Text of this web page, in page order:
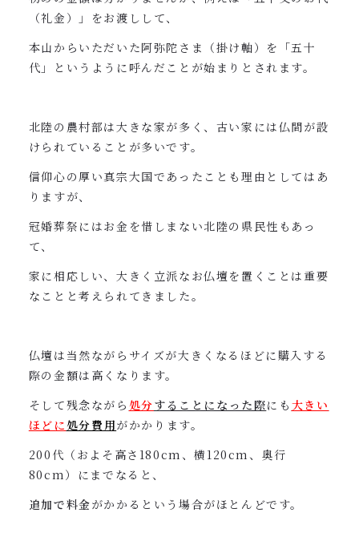
（礼金）」をお渡しして、
本山からいただいた阿弥陀さま（掛け軸）を「五十
代」というように呼んだことが始まりとされます。
北陸の農村部は大きな家が多く、古い家には仏間が設
けられていることが多いです。
信仰心の厚い真宗大国であったことも理由としてはあ
りますが、
冠婚葬祭にはお金を惜しまない北陸の県民性もあっ
て、
家に相応しい、大きく立派なお仏壇を置くことは重要
なことと考えられてきました。
仏壇は当然ながらサイズが大きくなるほどに購入する
際の金額は高くなります。
そして残念ながら 処分することになった際にも 大きい
ほど に処分費用がかかります。
200代（およそ高さ180cm、横120cm、奥行
80cm）にまでなると、
追加で料金がかかるという場合がほとんどです。